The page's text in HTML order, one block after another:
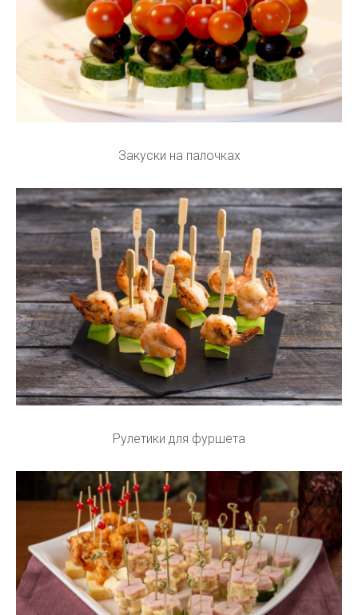
Закуски на палочках
Рулетики для фуршета